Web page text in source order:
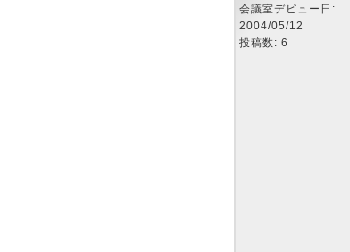
会議室デビュー日:
2004/05/12
投稿数: 6